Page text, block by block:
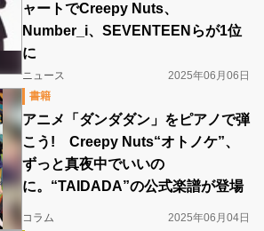
ャートでCreepy Nuts、
Number_i、SEVENTEENらが1位
に
ニュース
2025年06月06日
書籍
アニメ「ダンダダン」をピアノで弾
こう! Creepy Nuts“オトノケ”、
ずっと真夜中でいいの
に。“TAIDADA”の公式楽譜が登場
コラム
2025年06月04日